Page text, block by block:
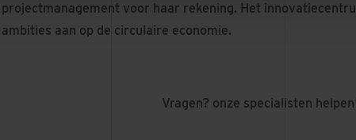
projectmanagement voor haar rekening. Het
ambities aan op de circulaire economie.
Vragen? onze specialisten